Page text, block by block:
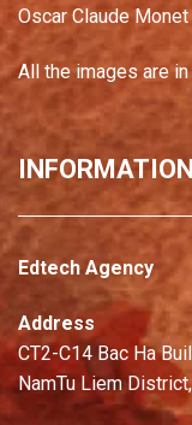
Oscar Claude
All the images are
INFORMATION
Edtech Agency
Address
CT2-C14 Bac Ha
NamTu Liem